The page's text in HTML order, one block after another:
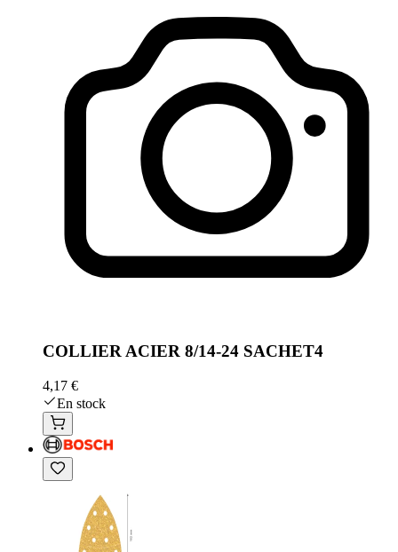
COLLIER ACIER 8/14-24 SACHET4
4,17 €
En stock